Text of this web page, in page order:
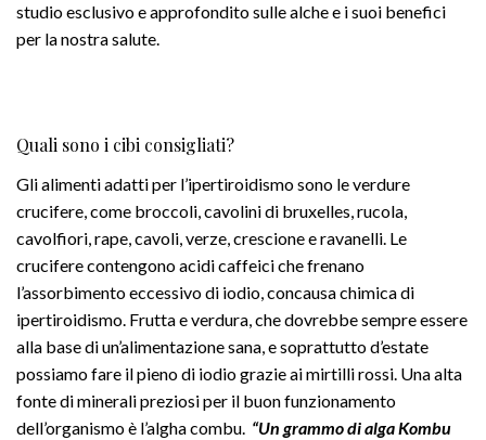
studio esclusivo e approfondito sulle alche e i suoi benefici
per la nostra salute.
Quali sono i cibi consigliati?
Gli alimenti adatti per l’ipertiroidismo sono le verdure
crucifere, come broccoli, cavolini di bruxelles, rucola,
cavolfiori, rape, cavoli, verze, crescione e ravanelli. Le
crucifere contengono acidi caffeici che frenano
l’assorbimento eccessivo di iodio, concausa chimica di
ipertiroidismo. Frutta e verdura, che dovrebbe sempre essere
alla base di un’alimentazione sana, e soprattutto d’estate
possiamo fare il pieno di iodio grazie ai mirtilli rossi. Una alta
fonte di minerali preziosi per il buon funzionamento
dell’organismo è l’algha combu. “Un grammo di alga Kombu